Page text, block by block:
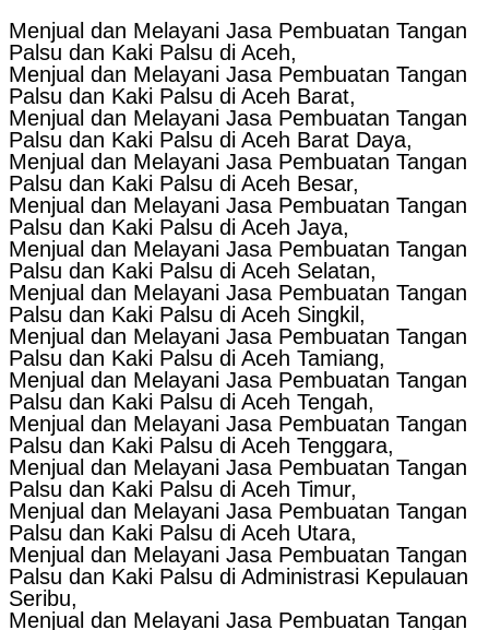
Menjual dan Melayani Jasa Pembuatan Tangan
Palsu dan Kaki Palsu di Aceh,
Menjual dan Melayani Jasa Pembuatan Tangan
Palsu dan Kaki Palsu di Aceh Barat,
Menjual dan Melayani Jasa Pembuatan Tangan
Palsu dan Kaki Palsu di Aceh Barat Daya,
Menjual dan Melayani Jasa Pembuatan Tangan
Palsu dan Kaki Palsu di Aceh Besar,
Menjual dan Melayani Jasa Pembuatan Tangan
Palsu dan Kaki Palsu di Aceh Jaya,
Menjual dan Melayani Jasa Pembuatan Tangan
Palsu dan Kaki Palsu di Aceh Selatan,
Menjual dan Melayani Jasa Pembuatan Tangan
Palsu dan Kaki Palsu di Aceh Singkil,
Menjual dan Melayani Jasa Pembuatan Tangan
Palsu dan Kaki Palsu di Aceh Tamiang,
Menjual dan Melayani Jasa Pembuatan Tangan
Palsu dan Kaki Palsu di Aceh Tengah,
Menjual dan Melayani Jasa Pembuatan Tangan
Palsu dan Kaki Palsu di Aceh Tenggara,
Menjual dan Melayani Jasa Pembuatan Tangan
Palsu dan Kaki Palsu di Aceh Timur,
Menjual dan Melayani Jasa Pembuatan Tangan
Palsu dan Kaki Palsu di Aceh Utara,
Menjual dan Melayani Jasa Pembuatan Tangan
Palsu dan Kaki Palsu di Administrasi Kepulauan
Seribu,
Menjual dan Melayani Jasa Pembuatan Tangan